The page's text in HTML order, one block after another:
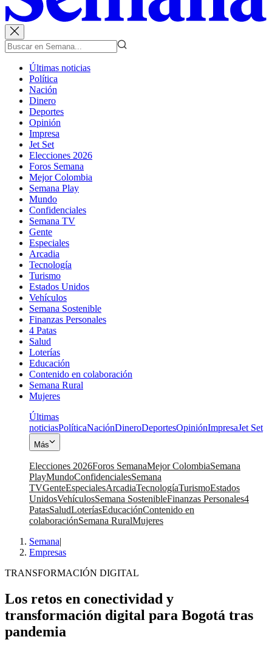
Últimas noticias
Política
Nación
Dinero
Deportes
Opinión
Impresa
Jet Set
Elecciones 2026
Foros Semana
Mejor Colombia
Semana Play
Mundo
Confidenciales
Semana TV
Gente
Especiales
Arcadia
Tecnología
Turismo
Estados Unidos
Vehículos
Semana Sostenible
Finanzas Personales
4 Patas
Salud
Loterías
Educación
Contenido en colaboración
Semana Rural
Mujeres
Últimas
noticiasPolíticaNaciónDineroDeportesOpiniónImpresaJet Set
Más
Elecciones 2026Foros SemanaMejor ColombiaSemana
PlayMundoConfidencialesSemana
TVGenteEspecialesArcadiaTecnologíaTurismoEstados
UnidosVehículosSemana SostenibleFinanzas Personales4
PatasSaludLoteríasEducaciónContenido en
colaboraciónSemana RuralMujeres
Semana|
Empresas
TRANSFORMACIÓN DIGITAL
Los retos en conectividad y
transformación digital para Bogotá tras
pandemia